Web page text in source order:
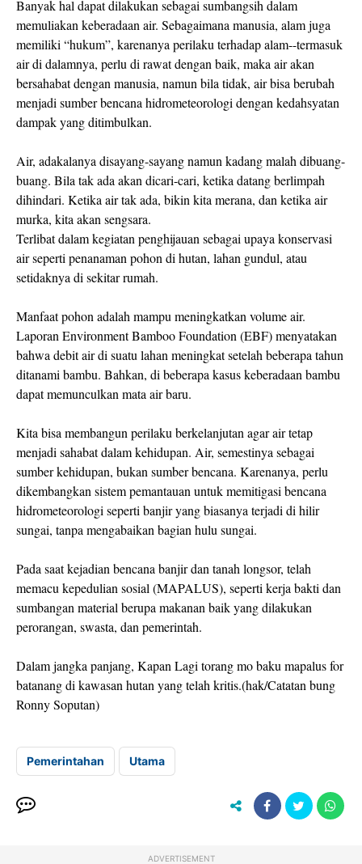
Banyak hal dapat dilakukan sebagai sumbangsih dalam
memuliakan keberadaan air. Sebagaimana manusia, alam juga
memiliki “hukum”, karenanya perilaku terhadap alam--termasuk
air di dalamnya, perlu di rawat dengan baik, maka air akan
bersahabat dengan manusia, namun bila tidak, air bisa berubah
menjadi sumber bencana hidrometeorologi dengan kedahsyatan
dampak yang ditimbulkan.
Air, adakalanya disayang-sayang namun kadang malah dibuang-
buang. Bila tak ada akan dicari-cari, ketika datang berlimpah
dihindari. Ketika air tak ada, bikin kita merana, dan ketika air
murka, kita akan sengsara.
Terlibat dalam kegiatan penghijauan sebagai upaya konservasi
air seperti penanaman pohon di hutan, lahan gundul, atau
setidaknya di sekitar rumah.
Manfaat pohon adalah mampu meningkatkan volume air.
Laporan Environment Bamboo Foundation (EBF) menyatakan
bahwa debit air di suatu lahan meningkat setelah beberapa tahun
ditanami bambu. Bahkan, di beberapa kasus keberadaan bambu
dapat memunculkan mata air baru.
Kita bisa membangun perilaku berkelanjutan agar air tetap
menjadi sahabat dalam kehidupan. Air, semestinya sebagai
sumber kehidupan, bukan sumber bencana. Karenanya, perlu
dikembangkan sistem pemantauan untuk memitigasi bencana
hidrometeorologi seperti banjir yang biasanya terjadi di hilir
sungai, tanpa mengabaikan bagian hulu sungai.
Pada saat kejadian bencana banjir dan tanah longsor, telah
memacu kepedulian sosial (MAPALUS), seperti kerja bakti dan
sumbangan material berupa makanan baik yang dilakukan
perorangan, swasta, dan pemerintah.
Dalam jangka panjang, Kapan Lagi torang mo baku mapalus for
batanang di kawasan hutan yang telah kritis.(hak/Catatan bung
Ronny Soputan)
Pemerintahan Utama
ADVERTISEMENT